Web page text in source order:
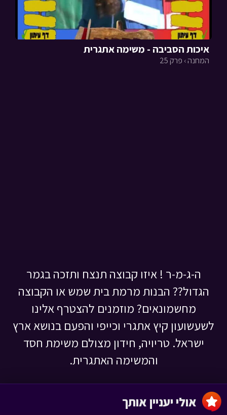
איכות הסביבה - משימה אתגרית
המחנה › פרק 25
ה-ג-מ-ר ! איזו קבוצה תנצח ותזכה בגמר
הגדול?? הבנות מרמת בית שמש או הקבוצה
מחשמונאים? מוזמנים להצטרף אלינו
לשעשועון קיץ אתגרי וכייפי והפעם בנושא ארץ
ישראל. טריויה, חידון מצולם משימת חסד
והמשימה האתגרית.